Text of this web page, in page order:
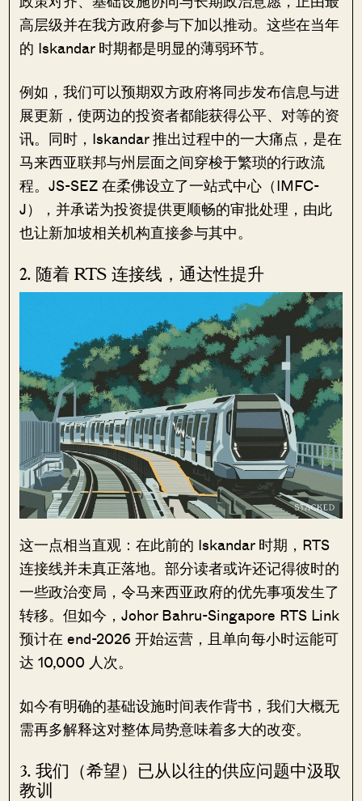
高层级并在我方政府参与下加以推动。这些在当年
的 Iskandar 时期都是明显的薄弱环节。
例如，我们可以预期双方政府将同步发布信息与进
展更新，使两边的投资者都能获得公平、对等的资
讯。同时，Iskandar 推出过程中的一大痛点，是在
马来西亚联邦与州层面之间穿梭于繁琐的行政流
程。JS-SEZ 在柔佛设立了一站式中心（IMFC-
J），并承诺为投资提供更顺畅的审批处理，由此
也让新加坡相关机构直接参与其中。
2. 随着 RTS 连接线，通达性提升
这一点相当直观：在此前的 Iskandar 时期，RTS
连接线并未真正落地。部分读者或许还记得彼时的
一些政治变局，令马来西亚政府的优先事项发生了
转移。但如今，Johor Bahru-Singapore RTS Link
预计在 end-2026 开始运营，且单向每小时运能可
达 10,000 人次。
如今有明确的基础设施时间表作背书，我们大概无
需再多解释这对整体局势意味着多大的改变。
3. 我们（希望）已从以往的供应问题中汲取
教训